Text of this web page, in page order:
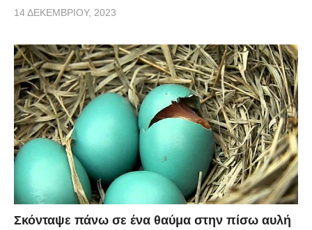
14 ΔΕΚΕΜΒΡΊΟΥ, 2023
Σκόνταψε πάνω σε ένα θαύμα στην πίσω αυλή